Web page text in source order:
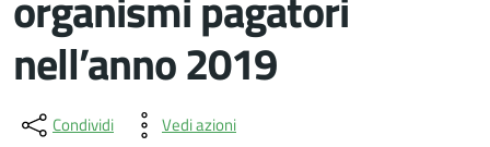
nell’anno 2019
Dettagli del documento
Condividi Vedi azioni